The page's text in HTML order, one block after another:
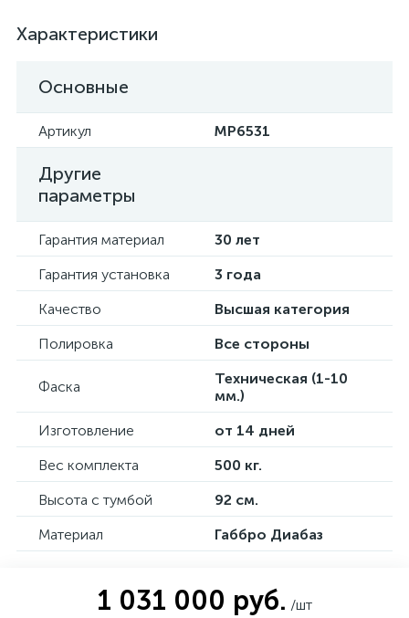
Характеристики
Основные
Артикул MP6531
Другие
параметры
Гарантия материал
30 лет
Гарантия установка
3 года
Качество
Высшая категория
Полировка
Все стороны
Фаска
Техническая (1-10
мм.)
Изготовление
от 14 дней
Вес комплекта
500 кг.
Высота с тумбой
92 см.
Материал
Габбро Диабаз
1 031 000 руб. /шт